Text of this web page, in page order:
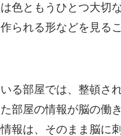
色ともうひとつ大切
られる形などを見る
る部屋では、整頓さ
部屋の情報が脳の働
報は、そのまま脳に